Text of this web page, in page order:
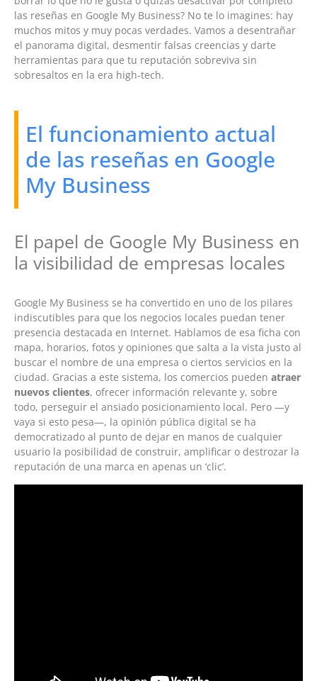
las reseñas en Google My Business? No te lo imagines: hay
muchos mitos y muy pocas verdades. Vamos a desentrañar
el panorama digital, desmentir falsas creencias y darte
herramientas para que tu reputación sobreviva sin
sobresaltos en la era high-tech.
El funcionamiento actual
de las reseñas en Google
My Business
El papel de Google My Business en
la visibilidad de empresas locales
Google My Business se ha convertido en uno de los pilares
indiscutibles para que los negocios locales puedan tener
presencia destacada en Internet. Hablamos de esa ficha con
mapa, horarios, fotos y opiniones que salta a la vista justo al
buscar el nombre de una empresa o ciertos servicios en la
ciudad. Gracias a este sistema, los comercios pueden atraer
nuevos clientes, ofrecer información relevante y, sobre
todo, perseguir el ansiado posicionamiento local. Pero —y
vaya si esto pesa—, la opinión pública digital se ha
democratizado al punto de dejar en manos de cualquier
usuario la posibilidad de construir, amplificar o destrozar la
reputación de una marca en apenas un ‘clic’.